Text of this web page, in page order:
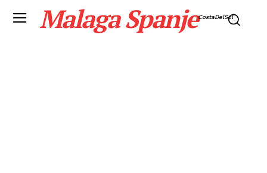
Malaga SpanjeCostaDelSol